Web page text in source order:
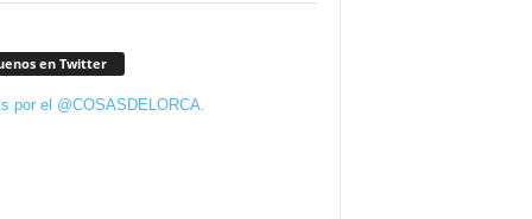
en Twitter
por el @COSASDELORCA.